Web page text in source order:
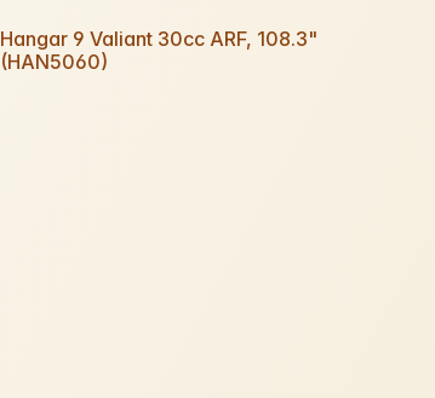
Hangar 9 Valiant 30cc ARF, 108.3"
(HAN5060)